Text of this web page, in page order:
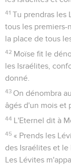
41 Tu prendras les
tous les premiers-
la place de tous
42 Moïse fit le
les Israélites,
donné.
43 On dénombra
âgés d'un mois et
44 L'Eternel dit à
45 « Prends les
des Israélites et le
Les Lévites